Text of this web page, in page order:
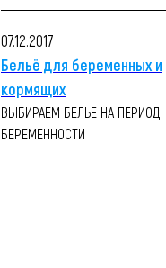
07.12.2017
Бельё для беременных и
кормящих
ВЫБИРАЕМ БЕЛЬЕ НА ПЕРИОД
БЕРЕМЕННОСТИ